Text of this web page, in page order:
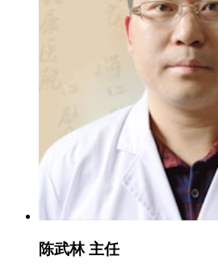
陈武林 主任